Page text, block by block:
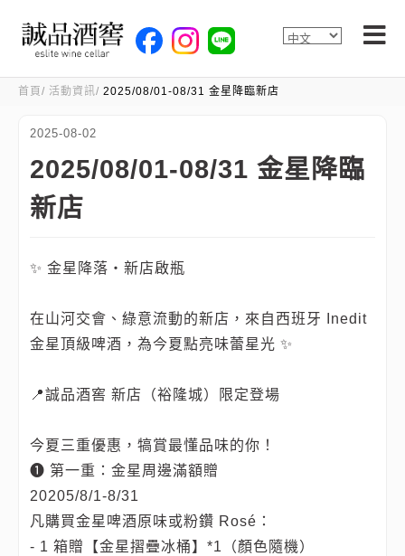
首頁 活動資訊 2025/08/01-08/31 金星降臨新店
2025-08-02
2025/08/01-08/31 金星降臨
新店
✨ 金星降落・新店啟瓶
在山河交會、綠意流動的新店，來自西班牙 Inedit
金星頂級啤酒，為今夏點亮味蕾星光 ✨
📍誠品酒窖 新店（裕隆城）限定登場
今夏三重優惠，犒賞最懂品味的你！
➊ 第一重：金星周邊滿額贈
20205/8/1-8/31
凡購買金星啤酒原味或粉鑽 Rosé：
- 1 箱贈【金星摺疊冰桶】*1（顏色隨機）